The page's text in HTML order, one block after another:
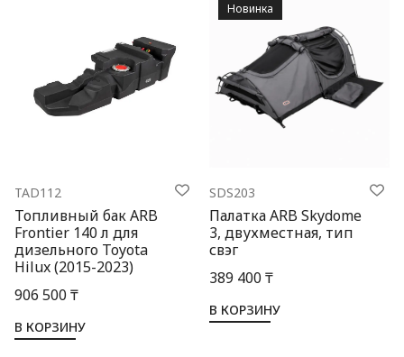
TAD112
Топливный бак ARB
Frontier 140 л для
дизельного Toyota
Hilux (2015-2023)
906 500 ₸
В КОРЗИНУ
SDS203
Палатка ARB Skydome
3, двухместная, тип
свэг
389 400 ₸
В КОРЗИНУ
Новинка